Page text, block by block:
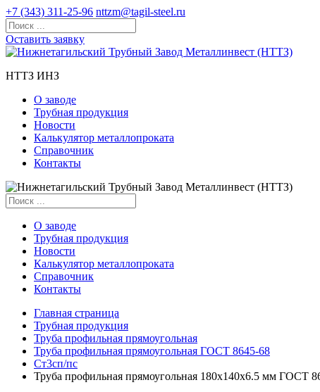
+7 (343) 311-25-96 nttzm@tagil-steel.ru
Оставить заявку
НТТЗ ИНЗ
О заводе
Трубная продукция
Новости
Калькулятор металлопроката
Справочник
Контакты
О заводе
Трубная продукция
Новости
Калькулятор металлопроката
Справочник
Контакты
Главная страница
Трубная продукция
Труба профильная прямоугольная
Труба профильная прямоугольная ГОСТ 8645-68
Ст3сп/пс
Труба профильная прямоугольная 180x140x6.5 мм ГОСТ